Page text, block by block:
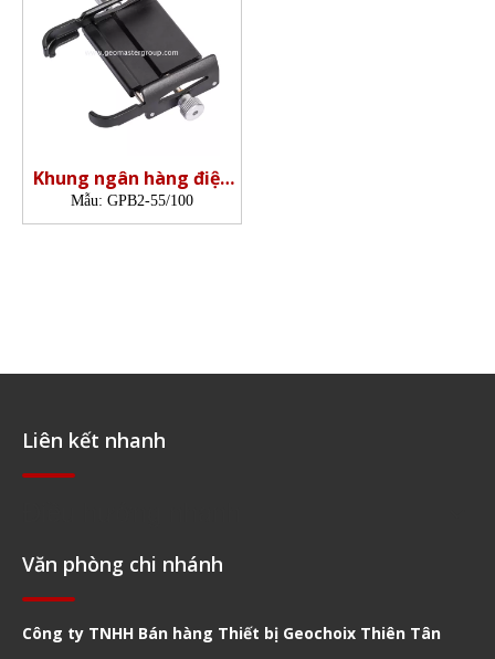
Khung ngân hàng điện
GPS (55-100mm)
Mẫu: GPB2-55/100
Liên kết nhanh
Văn phòng chi nhánh
Công ty TNHH Bán hàng Thiết bị Geochoix Thiên Tân